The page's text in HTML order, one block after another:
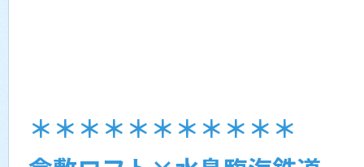
＊＊＊＊＊＊＊＊＊＊＊